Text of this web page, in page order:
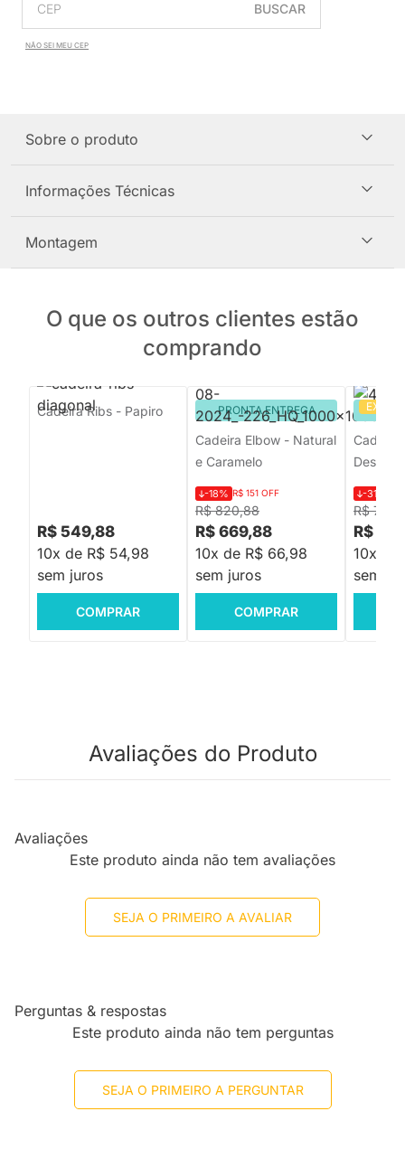
BUSCAR
NÃO SEI MEU CEP
Sobre o produto
Informações Técnicas
Montagem
O que os outros clientes estão
comprando
Cadeira Ribs - Papiro
R$ 549,88
10x de R$ 54,98
sem juros
COMPRAR
PRONTA ENTREGA
Cadeira Elbow - Natural
e Caramelo
R$ 820,88
-18% R$ 151 OFF
R$ 669,88
10x de R$ 66,98
sem juros
COMPRAR
Cadeira
Deserto
R$
-31%
R$
10x de
sem
Avaliações do Produto
Avaliações
Este produto ainda não tem avaliações
SEJA O PRIMEIRO A AVALIAR
Perguntas & respostas
Este produto ainda não tem perguntas
SEJA O PRIMEIRO A PERGUNTAR